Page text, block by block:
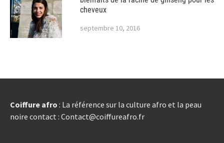
cheveux
septembre 10, 2016
Coiffure afro : La référence sur la culture afro et la peau
noire contact : Contact@coiffureafro.fr